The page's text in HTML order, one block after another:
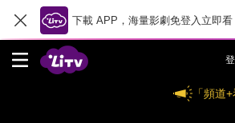
下載 APP，海量影劇免登入立即看
「頻道